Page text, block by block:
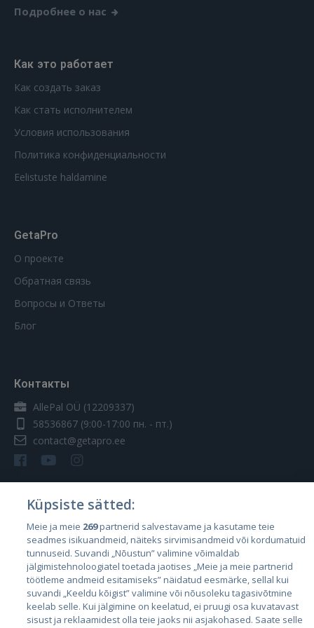
Подробнее о нас
Как это работает
Как создать заказ
Как стать исполнителем
Условия использования
Политика конфиденциальности
Eelistuste haldamine
GetaPro
О проекте
Обратная связь
Вопросы и Ответы
Блог
Контакты
AllePal OÜ (12209337)
58536867 (9:00-17:00 пн. - пт.)
contact@getapro.ee
Страны
Эстония
Латвия
Литва
Küpsiste sätted:
Meie ja meie 269partnerid salvestavame ja kasutame teie
seadmes isikuandmeid, näiteks sirvimisandmeid või kordumatuid
tunnuseid. Suvandi „Nõustun” valimine võimaldab
jälgimistehnoloogiatel toetada jaotises „Meie ja meie partnerid
töötleme andmeid esitamiseks” näidatud eesmärke, sellal kui
suvandi „Keeldu kõigist” valimine või nõusoleku tagasivõtmine
keelab selle. Kui jälgimine on keelatud, ei pruugi osa kuvatavast
sisust ja reklaamidest olla teie jaoks nii asjakohased. Saate selle